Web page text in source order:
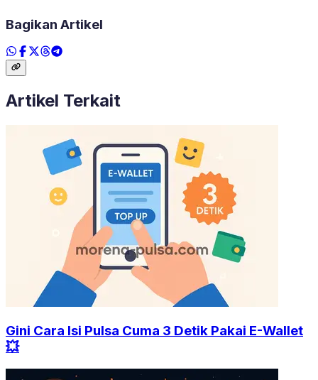
Bagikan Artikel
Artikel Terkait
Gini Cara Isi Pulsa Cuma 3 Detik Pakai E-Wallet
💥